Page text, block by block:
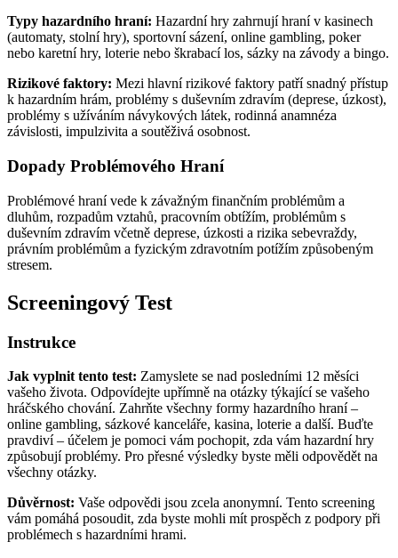
Typy hazardního hraní: Hazardní hry zahrnují hraní v kasinech
(automaty, stolní hry), sportovní sázení, online gambling, poker
nebo karetní hry, loterie nebo škrabací los, sázky na závody a bingo.
Rizikové faktory: Mezi hlavní rizikové faktory patří snadný přístup
k hazardním hrám, problémy s duševním zdravím (deprese, úzkost),
problémy s užíváním návykových látek, rodinná anamnéza
závislosti, impulzivita a soutěživá osobnost.
Dopady Problémového Hraní
Problémové hraní vede k závažným finančním problémům a
dluhům, rozpadům vztahů, pracovním obtížím, problémům s
duševním zdravím včetně deprese, úzkosti a rizika sebevraždy,
právním problémům a fyzickým zdravotním potížím způsobeným
stresem.
Screeningový Test
Instrukce
Jak vyplnit tento test: Zamyslete se nad posledními 12 měsíci
vašeho života. Odpovídejte upřímně na otázky týkající se vašeho
hráčského chování. Zahrňte všechny formy hazardního hraní –
online gambling, sázkové kanceláře, kasina, loterie a další. Buďte
pravdiví – účelem je pomoci vám pochopit, zda vám hazardní hry
způsobují problémy. Pro přesné výsledky byste měli odpovědět na
všechny otázky.
Důvěrnost: Vaše odpovědi jsou zcela anonymní. Tento screening
vám pomáhá posoudit, zda byste mohli mít prospěch z podpory při
problémech s hazardními hrami.